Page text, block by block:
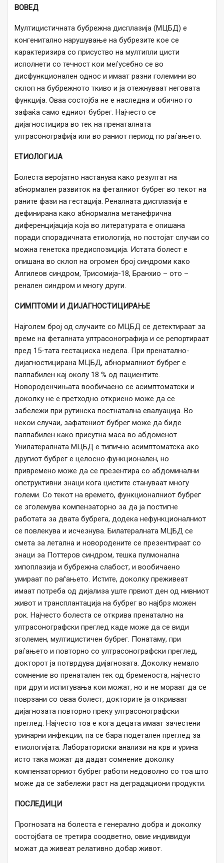
ВОВЕД
Мултицистичната бубрежна дисплазија (МЦБД) е
конгенитално нарушување на бубрезите кое се
карактеризира со присуство на мултипли цисти
исполнети со течност кои меѓусебно се во
дисфункционален однос и имаат разни големини во
склоп на бубрежното ткиво и ја отежнуваат неговата
функција. Оваа состојба не е наследна и обично го
зафаќа само едниот бубрег. Најчесто се
дијагностицира во тек на пренаталната
ултрасонографија или во раниот период по раѓањето.
ЕТИОЛОГИЈА
Болеста веројатно настанува како резултат на
абнормален развиток на феталниот бубрег во текот на
раните фази на гестација. Реналната дисплазија е
дефинирана како абнормална метанефрична
диференцијација која во литературата е опишана
поради спорадичната етиологија, но постојат случаи со
можна генетска предиспозиција. Истата болест е
опишана во склоп на огромен број синдроми како
Алгилеов синдром, Трисомија-18, Бранхио – ото –
ренален синдром и многу други.
СИМПТОМИ И ДИЈАГНОСТИЦИРАЊЕ
Најголем број од случаите со МЦБД се детектираат за
време на феталната ултрасонографија и се репортираат
пред 15-тата гестациска недела. При пренатално-
дијагностицирана МЦБД, абнормалниот бубрег е
палпабилен кај околу 18 % од пациентите.
Новороденчињата вообичаено се асимптоматски и
доколку не е претходно откриено може да се
забележи при рутинска постнатална евалуација. Во
некои случаи, зафатениот бубрег може да биде
палпабилен како присутна маса во абдоменот.
Унилатералната МЦБД е типично асимптоматска ако
другиот бубрег е целосно функционален, но
привремено може да се презентира со абдоминални
опструктивни знаци кога цистите стануваат многу
големи. Со текот на времето, функционалниот бубрег
се зголемува компензаторно за да ја постигне
работата за двата бубрега, додека нефункционалниот
се повлекува и исчезнува. Билатералната МЦБД се
смета за летална и новородените се презентираат со
знаци за Поттеров синдром, тешка пулмонална
хипоплазија и бубрежна слабост, и вообичаено
умираат по раѓањето. Истите, доколку преживеат
имаат потреба од дијализа уште првиот ден од нивниот
живот и трансплантација на бубрег во најбрз можен
рок. Најчесто болеста се открива пренатално на
ултрасонографски преглед каде може да се види
зголемен, мултицистичен бубрег. Понатаму, при
раѓањето и повторно со ултрасонографски преглед,
докторот ја потврдува дијагнозата. Доколку немало
сомнение во пренатален тек од бременоста, најчесто
при други испитувања кои можат, но и не мораат да се
поврзани со оваа болест, докторите ја откриваат
дијагнозата повторно преку ултрасонографски
преглед. Најчесто тоа е кога децата имаат зачестени
уринарни инфекции, па се бара подетален преглед за
етиологијата. Лабораториски анализи на крв и урина
исто така можат да дадат сомнение доколку
компензаторниот бубрег работи недоволно со тоа што
може да се забележи раст на деградациони продукти.
ПОСЛЕДИЦИ
Прогнозата на болеста е генерално добра и доколку
состојбата се третира соодветно, овие индивидуи
можат да живеат релативно добар живот.